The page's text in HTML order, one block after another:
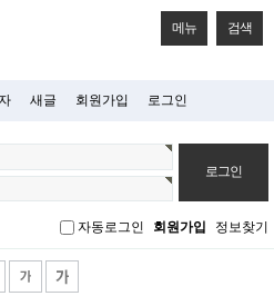
메뉴 검색
새글 회원가입 로그인
자동로그인 회원가입 정보찾기